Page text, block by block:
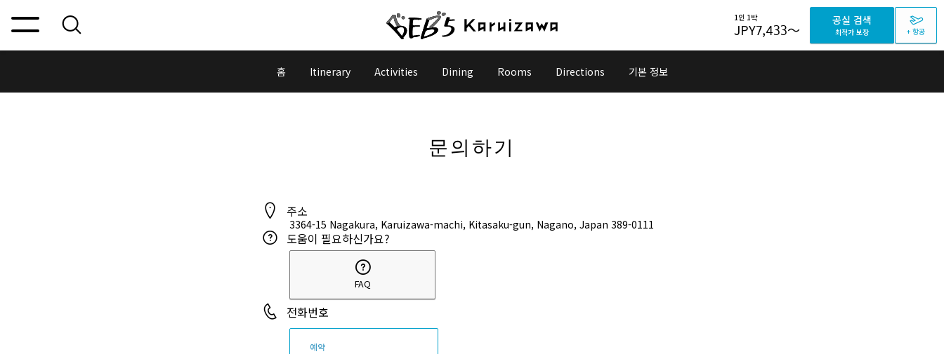
1인 1박
JPY7,433～
공실 검색
최적가 보장 + 항공
홈 Itinerary Activities Dining Rooms Directions 기본 정보
문의하기
주소
3364-15 Nagakura, Karuizawa-machi, Kitasaku-gun, Nagano, Japan 389-0111
도움이 필요하신가요?
FAQ
전화번호
예약